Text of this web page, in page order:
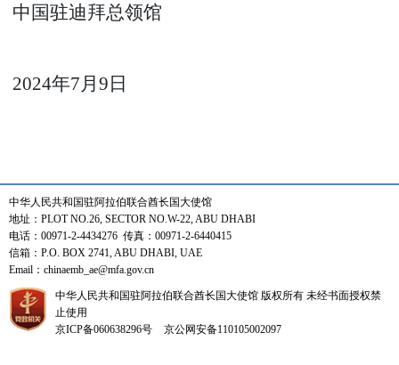
中国驻迪拜总领馆
2024年7月9 日
中华人民共和国驻阿拉伯联合酋长国大使馆 版权所有 未经书面授权禁
止使用
京ICP备060638296号
京公网安备110105002097
中华人民共和国驻阿拉伯联合酋长国大使馆
地址：PLOT NO.26, SECTOR NO.W-22, ABU DHABI
电话：00971-2-4434276 传真：00971-2-6440415
信箱：P.O. BOX 2741, ABU DHABI, UAE
Email：chinaemb_ae@mfa.gov.cn